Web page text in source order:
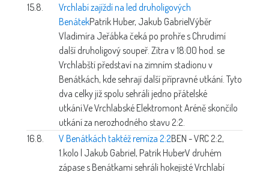
15.8.
Vrchlabí zajíždí na led druholigových
BenátekPatrik Huber, Jakub GabrielVýběr
Vladimíra Jeřábka čeká po prohře s Chrudimí
další druholigový soupeř. Zítra v 18:00 hod. se
Vrchlabští představí na zimním stadionu v
Benátkách, kde sehrají další přípravné utkání. Tyto
dva celky již spolu sehráli jedno přátelské
utkání.Ve Vrchlabské Elektromont Aréně skončilo
utkání za nerozhodného stavu 2:2.
16.8.
V Benátkách taktéž remíza 2:2BEN - VRC 2:2,
1.kolo | Jakub Gabriel, Patrik HuberV druhém
zápase s Benátkami sehráli hokejisté Vrchlabí